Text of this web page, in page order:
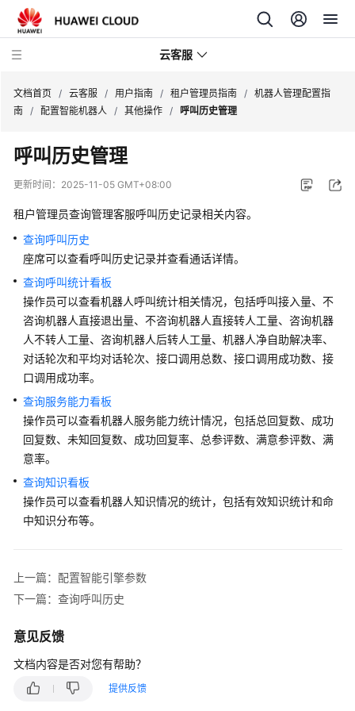
云客服
产
品
介
快
速
入
门
用
户
指
南
云
控
制
台
操
作
指
户
管
员
指
南
文档首页 / 云客服 / 用户指南 / 租户管理员指南 / 机器人管理配置指
南 / 配置智能机器人 / 其他操作 / 呼叫历史管理
呼叫历史管理
更新时间： 2025-11-05 GMT+08:00
租户管理员查询管理客服呼叫历史记录相关内容。
查询呼叫历史
座席可以查看呼叫历史记录并查看通话详情。
查询呼叫统计看板
操作员可以查看机器人呼叫统计相关情况，包括呼叫接入量、不
咨询机器人直接退出量、不咨询机器人直接转人工量、咨询机器
人不转人工量、咨询机器人后转人工量、机器人净自助解决率、
对话轮次和平均对话轮次、接口调用总数、接口调用成功数、接
口调用成功率。
查询服务能力看板
操作员可以查看机器人服务能力统计情况，包括总回复数、成功
回复数、未知回复数、成功回复率、总参评数、满意参评数、满
意率。
查询知识看板
操作员可以查看机器人知识情况的统计，包括有效知识统计和命
中知识分布等。
上一篇：配置智能引擎参数
下一篇：查询呼叫历史
意见反馈
文档内容是否对您有帮助？
提供反馈